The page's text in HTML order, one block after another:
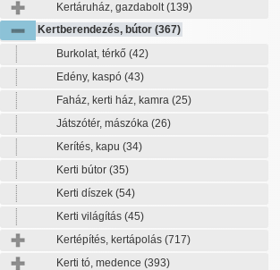
Kertáruház, gazdabolt(139)
Kertberendezés, bútor (367)
Burkolat, térkő (42)
Edény, kaspó (43)
Faház, kerti ház, kamra (25)
Játszótér, mászóka (26)
Kerítés, kapu (34)
Kerti bútor (35)
Kerti díszek (54)
Kerti világítás (45)
Kertépítés, kertápolás (717)
Kerti tó, medence (393)